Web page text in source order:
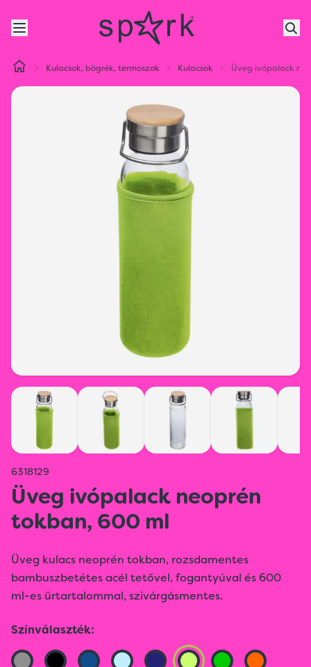
Kulacsok, bögrék, termoszok Kulacsok Üveg ivópalack
6318129
Üveg ivópalack neoprén
tokban, 600 ml
Üveg kulacs neoprén tokban, rozsdamentes
bambuszbetétes acél tetővel, fogantyúval és 600
ml-es űrtartalommal, szivárgásmentes.
Színválaszték: